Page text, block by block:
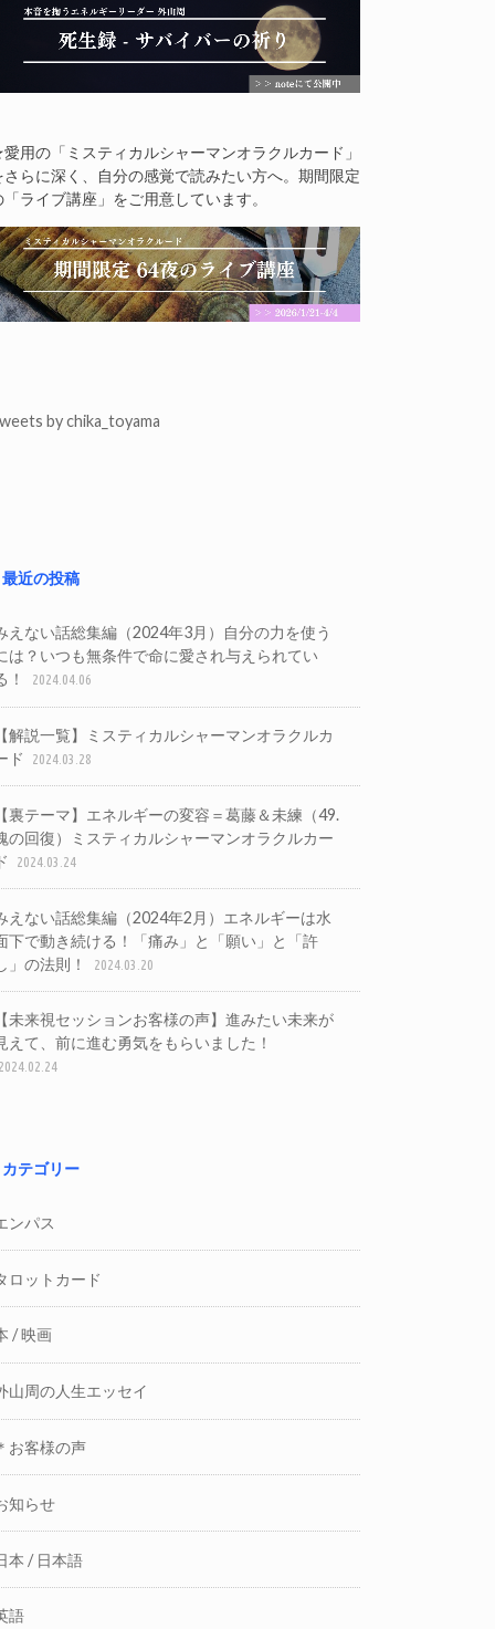
用の「ミスティカルシャーマンオラクルカード」
さらに深く、自分の感覚で読みたい方へ。期間限定
「ライブ講座」をご用意しています。
by chika_toyama
最近の投稿
えない話総集編（2024年3月）自分の力を使う
は？いつも無条件で命に愛され与えられてい
！
2024.04.06
解説一覧】ミスティカルシャーマンオラクルカ
ド
2024.03.28
裏テーマ】エネルギーの変容＝葛藤＆未練（49.
の回復）ミスティカルシャーマンオラクルカー
2024.03.24
えない話総集編（2024年2月）エネルギーは水
下で動き続ける！「痛み」と「願い」と「許
」の法則！
2024.03.20
未来視セッションお客様の声】進みたい未来が
えて、前に進む勇気をもらいました！
カテゴリー
ンパス
ロットカード
/ 映画
山周の人生エッセイ
お客様の声
知らせ
本 / 日本語
語